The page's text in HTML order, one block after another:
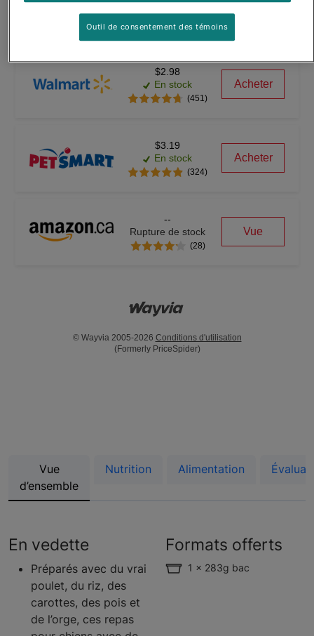
En stock
(601)
$2.98
En stock
(451)
Acheter
$3.19
En stock
(324)
Acheter
--
Rupture de stock
(28)
Vue
© Wayvia 2005-2026 Conditions d'utilisation
(Formerly PriceSpider)
Vue
d’ensemble
Nutrition Alimentation
En vedette
Préparés avec du vrai
poulet, du riz, des
carottes, des pois et
de l’orge, ces repas
Formats offerts
1 x 283g bac
Outil de consentement des témoins